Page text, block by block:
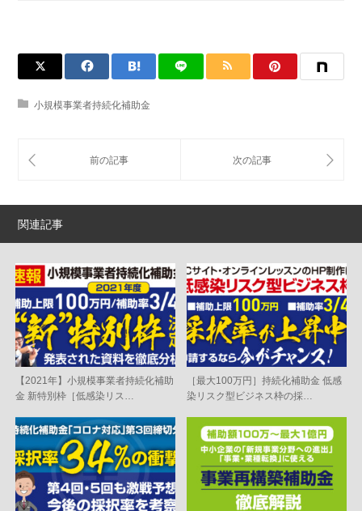
小規模事業者持続化補助金
関連記事
【2021年】小規模事業者持続化補助
金 新特別枠［低感染リス…
［最大100万円］持続化補助金 低感
染リスク型ビジネス枠の採…